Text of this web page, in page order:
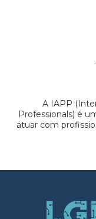
A IAPP
Professionals) é
atuar com